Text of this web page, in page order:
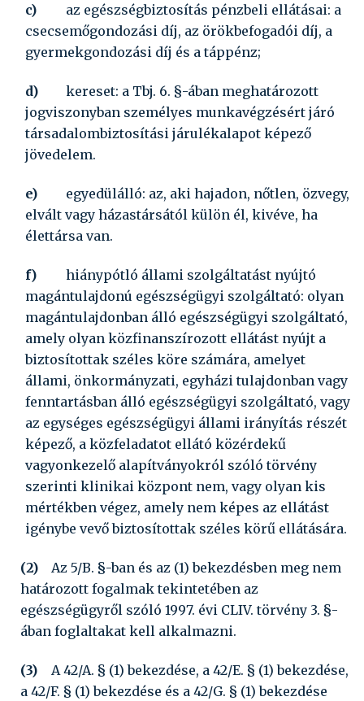
c)
az egészségbiztosítás pénzbeli ellátásai: a
csecsemőgondozási díj, az örökbefogadói díj, a
gyermekgondozási díj és a táppénz;
d) kereset: a Tbj. 6. §-ában meghatározott
jogviszonyban személyes munkavégzésért járó
társadalombiztosítási járulékalapot képező
jövedelem.
e) egyedülálló: az, aki hajadon, nőtlen, özvegy,
elvált vagy házastársától külön él, kivéve, ha
élettársa van.
f)
hiánypótló állami szolgáltatást nyújtó
magántulajdonú egészségügyi szolgáltató: olyan
magántulajdonban álló egészségügyi szolgáltató,
amely olyan közfinanszírozott ellátást nyújt a
biztosítottak széles köre számára, amelyet
állami, önkormányzati, egyházi tulajdonban vagy
fenntartásban álló egészségügyi szolgáltató, vagy
az egységes egészségügyi állami irányítás részét
képező, a közfeladatot ellátó közérdekű
vagyonkezelő alapítványokról szóló törvény
szerinti klinikai központ nem, vagy olyan kis
mértékben végez, amely nem képes az ellátást
igénybe vevő biztosítottak széles körű ellátására.
(2)
Az 5/B. §-ban és az (1) bekezdésben meg nem
határozott fogalmak tekintetében az
egészségügyről szóló1997. évi CLIV. törvény 3. §-
ában foglaltakat kell alkalmazni.
(3)
A 42/A. § (1) bekezdése, a 42/E. § (1) bekezdése,
a 42/F. § (1) bekezdése és a 42/G. § (1) bekezdése